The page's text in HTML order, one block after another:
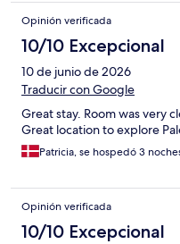
Opinión verificada
10/10 Excepcional
10 de junio de 2026
Traducir con Google
Great stay. Room was very
Great location to explore
Patricia, se hospedó 3
Opinión verificada
10/10 Excepcional